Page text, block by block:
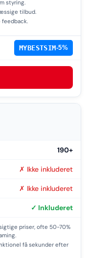
styring.
tilbud.
MYBESTSIM-5%
190+
✗ Ikke inkluderet
✗ Ikke inkluderet
✓ Inkluderet
priser, ofte 50-70%
få sekunder efter